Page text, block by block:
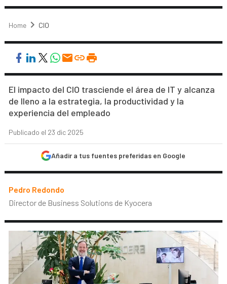
Home CIO
El impacto del CIO trasciende el área de IT y alcanza
de lleno a la estrategia, la productividad y la
experiencia del empleado
Publicado el 23 dic 2025
Añadir a tus fuentes preferidas en Google
Pedro Redondo
Director de Business Solutions de Kyocera